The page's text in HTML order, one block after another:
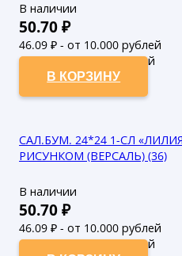
В наличии
50.70₽
46.09 ₽ - от 10.000 рублей
41.9₽ - от 50.000 рублей
В КОРЗИНУ
САЛ.БУМ. 24*24 1-СЛ
РИСУНКОМ (ВЕРСАЛЬ) (36)
В наличии
50.70₽
46.09 ₽ - от 10.000 рублей
41.9₽ - от 50.000 рублей